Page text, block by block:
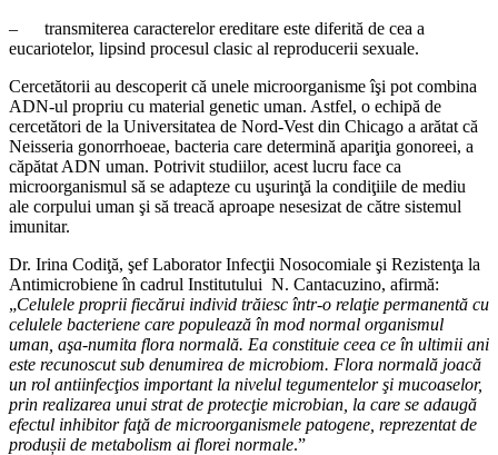
– transmiterea caracterelor ereditare este diferită de cea a
eucariotelor, lipsind procesul clasic al reproducerii sexuale.
Cercetătorii au descoperit că unele microorganisme îşi pot combina
ADN-ul propriu cu material genetic uman. Astfel, o echipă de
cercetători de la Universitatea de Nord-Vest din Chicago a arătat că
Neisseria gonorrhoeae, bacteria care determină apariţia gonoreei, a
căpătat ADN uman. Potrivit studiilor, acest lucru face ca
microorganismul să se adapteze cu uşurinţă la condiţiile de mediu
ale corpului uman şi să treacă aproape nesesizat de către sistemul
imunitar.
Dr. Irina Codiţă, şef Laborator Infecţii Nosocomiale şi Rezistenţa la
Antimicrobiene în cadrul Institutului N. Cantacuzino, afirmă:
„Celulele proprii fiecărui individ trăiesc într-o relaţie permanentă cu
celulele bacteriene care populează în mod normal organismul
uman, aşa-numita flora normală. Ea constituie ceea ce în ultimii ani
este recunoscut sub denumirea de microbiom. Flora normală joacă
un rol antiinfecţios important la nivelul tegumentelor şi mucoaselor,
prin realizarea unui strat de protecţie microbian, la care se adaugă
efectul inhibitor faţă de microorganismele patogene, reprezentat de
produșii de metabolism ai florei normale.”